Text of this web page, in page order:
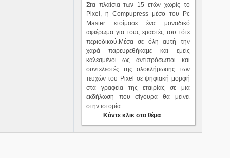
Στα πλαίσια των 15 ετών χωρίς το
Pixel, η Compupress μέσο του Pc
Master ετοίμασε ένα μοναδικό
αφιέρωμα για τους εραστές του τότε
περιοδικού.Μέσα σε όλη αυτή την
χαρά παρευρεθήκαμε και εμείς
καλεσμένοι ως αντιπρόσωποι και
συντελεστές της ολοκλήρωσης των
τευχών του Pixel σε ψηφιακή μορφή
στα γραφεία της εταιρίας σε μια
εκδήλωση που σίγουρα θα μείνει
στην ιστορία.
Κάντε κλικ στο θέμα